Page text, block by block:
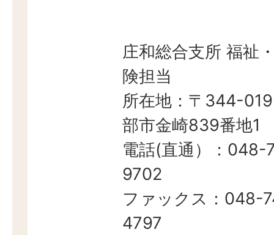
庄和総合支所 福祉
険担当
所在地：〒344-
部市金崎839番地1
電話(直通）：048-
9702
ファックス：048-
4797